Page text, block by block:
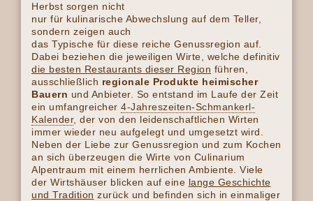
Herbst sorgen nicht
nur für kulinarische Abwechslung auf dem Teller,
sondern zeigen auch
das Typische für diese reiche Genussregion auf.
Dabei beziehen die jeweiligen Wirte, welche definitiv
die besten Restaurants dieser Region führen,
ausschließlich regionale Produkte heimischer
Bauern und Anbieter. So entstand im Laufe der Zeit
ein umfangreicher 4-Jahreszeiten-Schmankerl-
Kalender, der von den leidenschaftlichen Wirten
immer wieder neu aufgelegt und umgesetzt wird.
Neben der Liebe zur Genussregion und zum Kochen
an sich überzeugen die Wirte von Culinarium
Alpentraum mit einem herrlichen Ambiente. Viele
der Wirtshäuser blicken auf eine lange Geschichte
und Tradition zurück und befinden sich in einmaliger